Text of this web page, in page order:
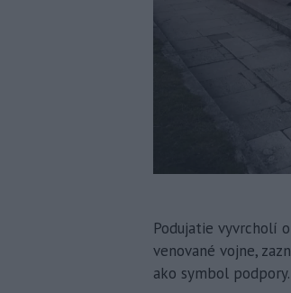
Podujatie vyvrcholí
venované vojne,
ako symbol podpory.